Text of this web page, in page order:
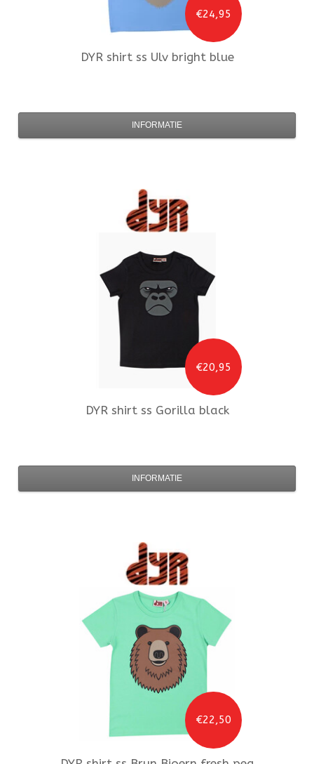
€24,95
DYRshirt ss Ulv bright blue
INFORMATIE
€20,95
DYRshirt ss Gorilla black
INFORMATIE
€22,50